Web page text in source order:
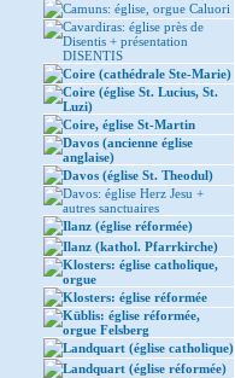
Camuns: église, orgue Caluori
Cavardiras: église près de
Disentis + présentation
DISENTIS
Coire (cathédrale Ste-Marie)
Coire (église St. Lucius, St.
Luzi)
Coire, église St-Martin
Davos (ancienne église
anglaise)
Davos (église St. Theodul)
Davos: église Herz Jesu +
autres sanctuaires
Ilanz (église réformée)
Ilanz (kathol. Pfarrkirche)
Klosters: église catholique,
orgue
Klosters: église réformée
Küblis: église réformée,
orgue Felsberg
Landquart (église catholique)
Landquart (église réformée)